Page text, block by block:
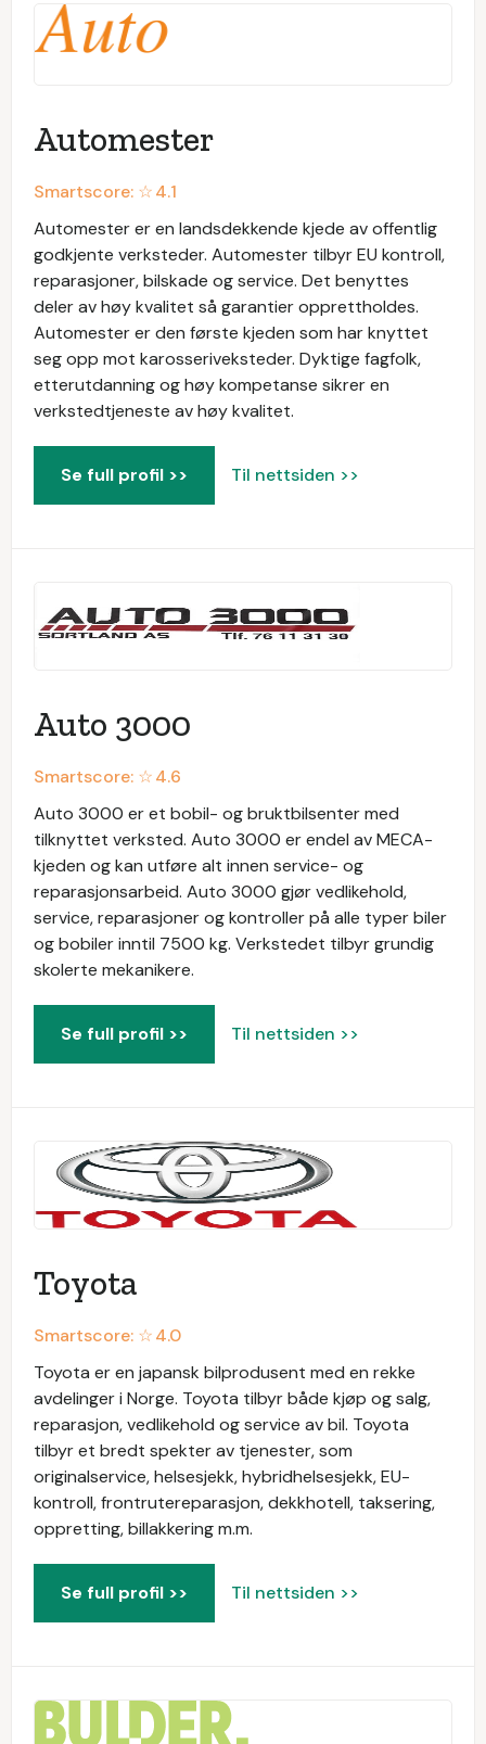
Automester
Smartscore: ☆4.1
Automester er en landsdekkende kjede av offentlig
godkjente verksteder. Automester tilbyr EU kontroll,
reparasjoner, bilskade og service. Det benyttes
deler av høy kvalitet så garantier opprettholdes.
Automester er den første kjeden som har knyttet
seg opp mot karosseriveksteder. Dyktige fagfolk,
etterutdanning og høy kompetanse sikrer en
verkstedtjeneste av høy kvalitet.
Se full profil >> Til nettsiden >>
Auto 3000
Smartscore: ☆4.6
Auto 3000 er et bobil- og bruktbilsenter med
tilknyttet verksted. Auto 3000 er endel av MECA-
kjeden og kan utføre alt innen service- og
reparasjonsarbeid. Auto 3000 gjør vedlikehold,
service, reparasjoner og kontroller på alle typer biler
og bobiler inntil 7500 kg. Verkstedet tilbyr grundig
skolerte mekanikere.
Se full profil >> Til nettsiden >>
Toyota
Smartscore: ☆4.0
Toyota er en japansk bilprodusent med en rekke
avdelinger i Norge. Toyota tilbyr både kjøp og salg,
reparasjon, vedlikehold og service av bil. Toyota
tilbyr et bredt spekter av tjenester, som
originalservice, helsesjekk, hybridhelsesjekk, EU-
kontroll, frontrutereparasjon, dekkhotell, taksering,
oppretting, billakkering m.m.
Se full profil >> Til nettsiden >>